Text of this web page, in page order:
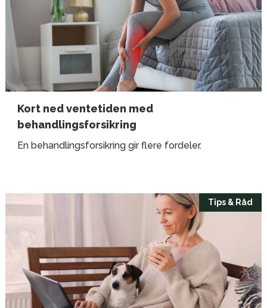
Kort ned ventetiden med
behandlingsforsikring
En behandlingsforsikring gir flere fordeler.
Tips & Råd